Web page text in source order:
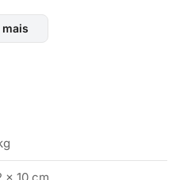
aclamado jogo de 2018
of War (2018):
God of War de 2018,
Kratos como pai, a
mais